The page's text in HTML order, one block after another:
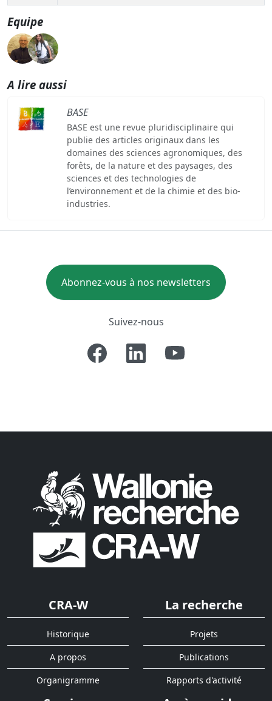
Equipe
A lire aussi
BASE
BASE est une revue pluridisciplinaire qui
publie des articles originaux dans les
domaines des sciences agronomiques, des
forêts, de la nature et des paysages, des
sciences et des technologies de
l’environnement et de la chimie et des bio-
industries.
Abonnez-vous à nos newsletters
Suivez-nous
CRA-W
Historique
A propos
Organigramme
La recherche
Projets
Publications
Rapports d'activité